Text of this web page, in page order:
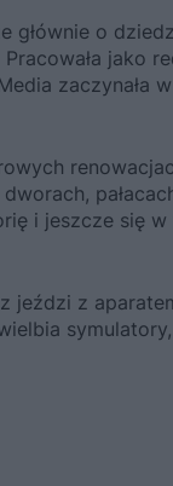
głównie o
jako
zaczynała
i jeszcze się
jeździ z